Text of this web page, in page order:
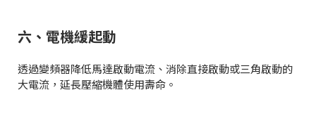
六、電機緩起動
透過變頻器降低馬達啟動電流、消除直接啟動或三角啟動的
大電流，延長壓縮機體使用壽命。